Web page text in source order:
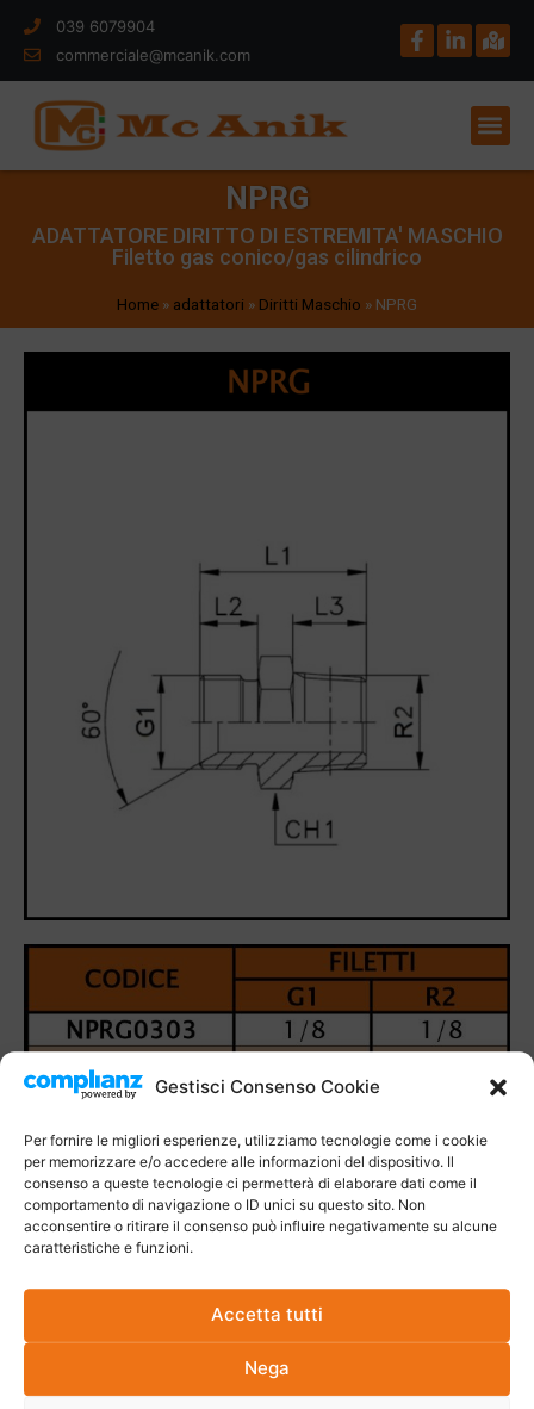
Gestisci Consenso Cookie
Per fornire le migliori esperienze, utilizziamo tecnologie come i cookie
per memorizzare e/o accedere alle informazioni del dispositivo. Il
consenso a queste tecnologie ci permetterà di elaborare dati come il
comportamento di navigazione o ID unici su questo sito. Non
acconsentire o ritirare il consenso può influire negativamente su alcune
caratteristiche e funzioni.
Accetta tutti
Nega
039 6079904
commerciale@mcanik.com
NPRG
ADATTATORE DIRITTO DI ESTREMITA' MASCHIO
Filetto gas conico/gas cilindrico
Home » adattatori » Diritti Maschio » NPRG